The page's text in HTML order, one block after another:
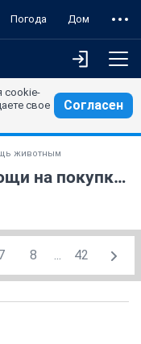
Погода Дом
cookie-
свое
Согласен
животным
Самур - просим фин. помощи на покупку лечебного корма!
8 ... 42